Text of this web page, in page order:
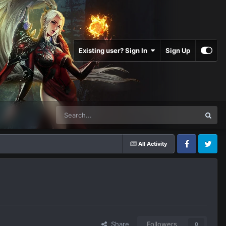
Existing user? Sign In Sign Up
All Activity
FacebookTwitter
Share Followers 0